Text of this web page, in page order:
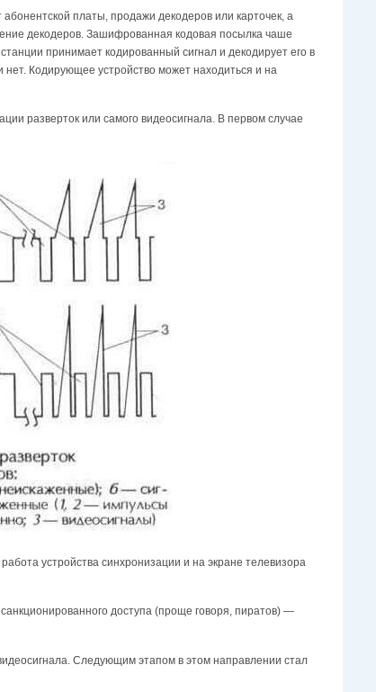
платы, продажи декодеров или карточек, а
декодеров. Зашифрованная кодовая посылка чаше
принимает кодированный сигнал и декодирует его в
нет. Кодирующее устройство может находиться и на
разверток или самого видеосигнала. В первом случае
устройства синхронизации и на экране телевизора
доступа (проще говоря, пиратов) —
Следующим этапом в этом направлении стал